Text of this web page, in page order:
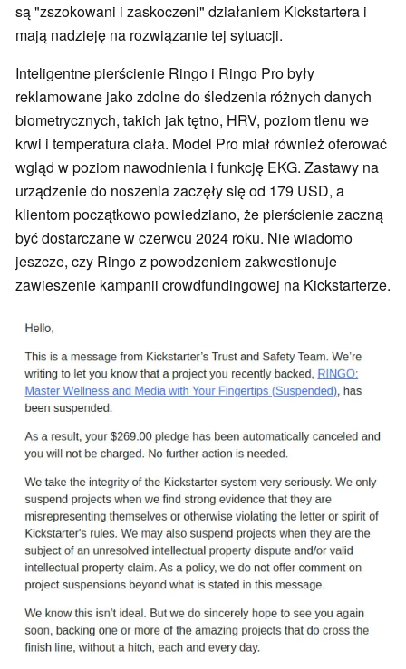
są "zszokowani i zaskoczeni" działaniem Kickstartera i
mają nadzieję na rozwiązanie tej sytuacji.
Inteligentne pierścienie Ringo i Ringo Pro były
reklamowane jako zdolne do śledzenia różnych danych
biometrycznych, takich jak tętno, HRV, poziom tlenu we
krwi i temperatura ciała. Model Pro miał również oferować
wgląd w poziom nawodnienia i funkcję EKG. Zastawy na
urządzenie do noszenia zaczęły się od 179 USD, a
klientom początkowo powiedziano, że pierścienie zaczną
być dostarczane w czerwcu 2024 roku. Nie wiadomo
jeszcze, czy Ringo z powodzeniem zakwestionuje
zawieszenie kampanii crowdfundingowej na Kickstarterze.